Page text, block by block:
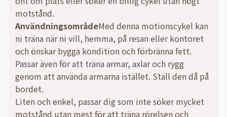
1649,00 kr.
799,00 kr.
motstånd.
AnvändningsområdeMed denna motionscykel kan
ni träna när ni vill, hemma, på resan eller kontoret
och önskar bygga kondition och förbränna fett.
Passar även för att träna armar, axlar och rygg
genom att använda armarna istället. Ställ den då på
bordet.
Liten och enkel, passar dig som inte söker mycket
motstånd utan mest för att träna rörelsen och